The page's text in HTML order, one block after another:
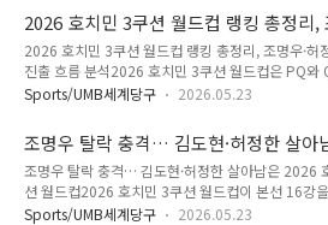
했다는 점만으로도 상당한 의미가 있었습니다. 특히
단순한 이변이라기보다 성장 가능성을 보여준 과정
는 평가가 많습니다. 당구를 오래 본 팬들이라면 어린
반 돌풍이 얼마나 어려운 일인지 잘 알고 있습니다.
에서는 실력뿐 아니라 체력과 경기 운영까지 모두 버
도현은 이번 호치민 3쿠션 월드컵에서 한국 선수 최
출 기록을 새로 썼습니다. 나..
2026 호치민 3쿠션 월드컵 랭킹 총정리,
허정한 16강 진출 흐름 분석
2026 호치민 3쿠션 월드컵 랭킹 총정리, 조명우·허
진출 흐름 분석2026 호치민 3쿠션 월드컵은 PQ와
리고 본선 32강까지 이어지는 긴 승부 과정 속에서
번 당구 월드컵은 베트남 선수들의 상승세와 함께 한
희비가 뚜렷하게 갈렸다는 점에서 관심을 모았습니
보다 애버리지와 하이런 흐름까지 함께 보면 선수들
션을 더 정확하게 읽을 수 있습니다. 호치민 3쿠션 월
운드 랭킹PQ라운드는 본선 진출을 위한 첫 관문입니
Sports/UMB세계당구 2026.05.23
조명우 탈락 충격… 김도현·허정한 살아
2026 호치민 3쿠션 월드컵
조명우 탈락 충격… 김도현·허정한 살아남은 2026
션 월드컵2026 호치민 3쿠션 월드컵이 본선 16강
강 진출자를 모두 확정했습니다. 이번 라운드는 세계
Sports/UMB세계당구 2026.05.23